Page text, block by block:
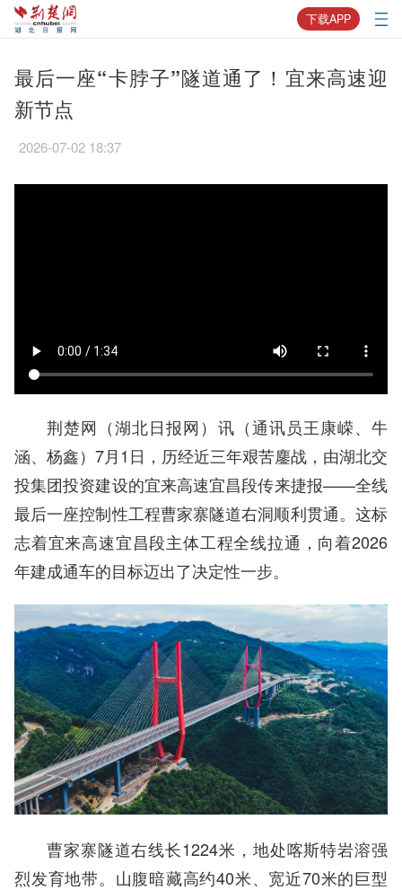
下载APP
最后一座“卡脖子”隧道通了！宜来高速迎
新节点
2026-07-02 18:37
荆楚网（湖北日报网）讯（通讯员王康嵘、牛
涵、杨鑫）7月1日，历经近三年艰苦鏖战，由湖北交
投集团投资建设的宜来高速宜昌段传来捷报——全线
最后一座控制性工程曹家寨隧道右洞顺利贯通。这标
志着宜来高速宜昌段主体工程全线拉通，向着2026
年建成通车的目标迈出了决定性一步。
曹家寨隧道右线长1224米，地处喀斯特岩溶强
烈发育地带。山腹暗藏高约40米、宽近70米的巨型